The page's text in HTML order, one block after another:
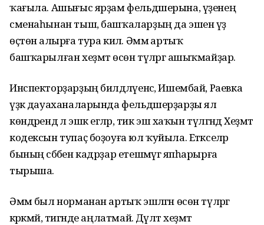
ҡағыла. Ашығыс ярҙам фельдшерына, үҙенең
сменаһынан тыш, башҡаларҙың да эшен үҙ
өҫтөнә алырға тура килә. Әммә артыҡ
башҡарылған хеҙмәт өсөн түләргә ашыҡмайҙар.
Инспекторҙарҙың билдәләүенсә, Ишембай, Раевка
үҙәк дауаханаларында фельдшерҙарҙы ял
көндәрендә лә эшкә егәләр, тик эш хаҡын түләгәндә Хеҙмәт
кодексын тупаҫ боҙоуға юл ҡуйыла. Етәкселәр
бының сәбәбен кадрҙар етешмәүгә япһарырға
тырыша.
Әммә был норманан артыҡ эшләгән өсөн түләргә
кәрәкмәй, тигәнде аңлатмай. Дәүләт хеҙмәт